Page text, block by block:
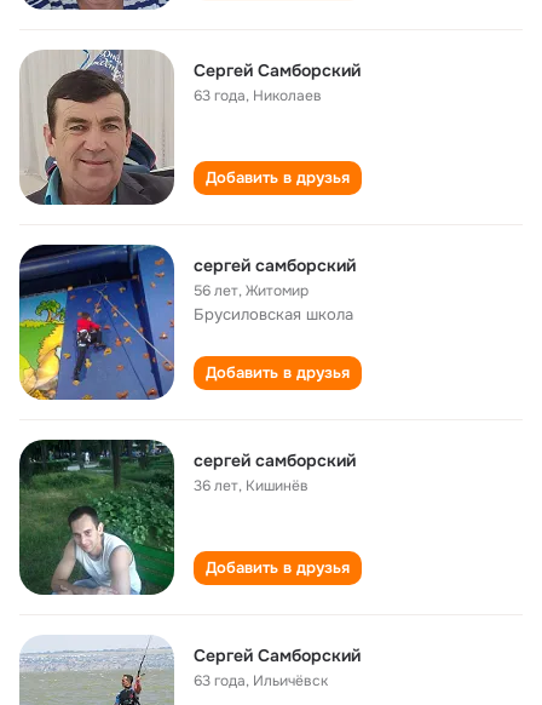
Сергей Самборский
63 года, Николаев
Добавить в друзья
сергей самборский
56 лет,Житомир
Брусиловская школа
Добавить в друзья
сергей самборский
36 лет, Кишинёв
Добавить в друзья
Сергей Самборский
63 года, Ильичёвск